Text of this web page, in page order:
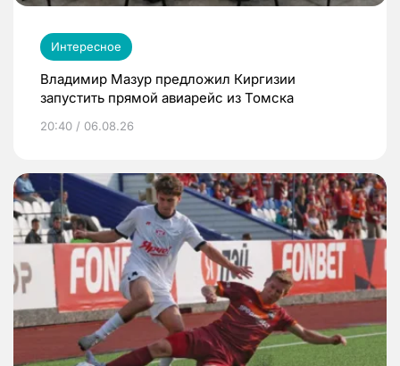
Интересное
Владимир Мазур предложил Киргизии
запустить прямой авиарейс из Томска
20:40 / 06.08.26